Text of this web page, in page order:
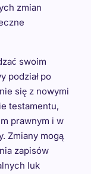
zmian
swoim
podział po
się z nowymi
testamentu,
prawnym i w
Zmiany mogą
zapisów
luk